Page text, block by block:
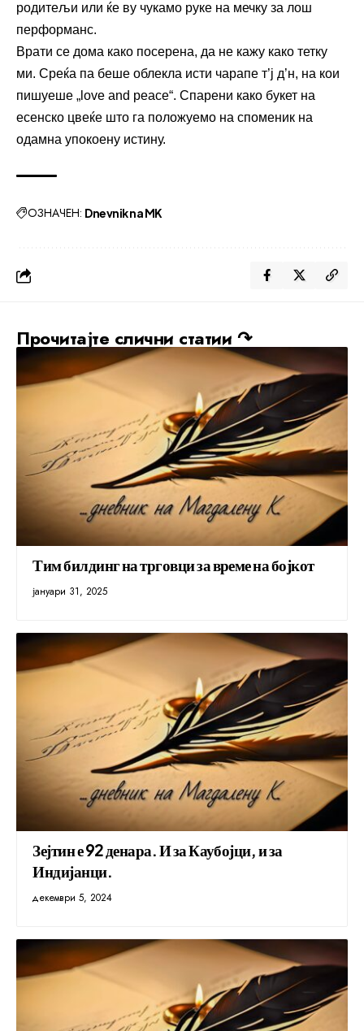
родитељи или ќе ву чукамо руке на мечку за лош
перформанс.
Врати се дома како посерена, да не кажу како тетку
ми. Среќа па беше облекла исти чарапе т’ј д’н, на кои
пишуеше „love and peace“. Спарени како букет на
есенско цвеќе што га положуемо на споменик на
одамна упокоену истину.
ОЗНАЧЕН: Dnevnik na MK
Прочитајте слични статии ↷
Тим билдинг на трговци за време на бојкот
јануари 31, 2025
Зејтин е 92 денара. И за Каубојци, и за
Индијанци.
декември 5, 2024